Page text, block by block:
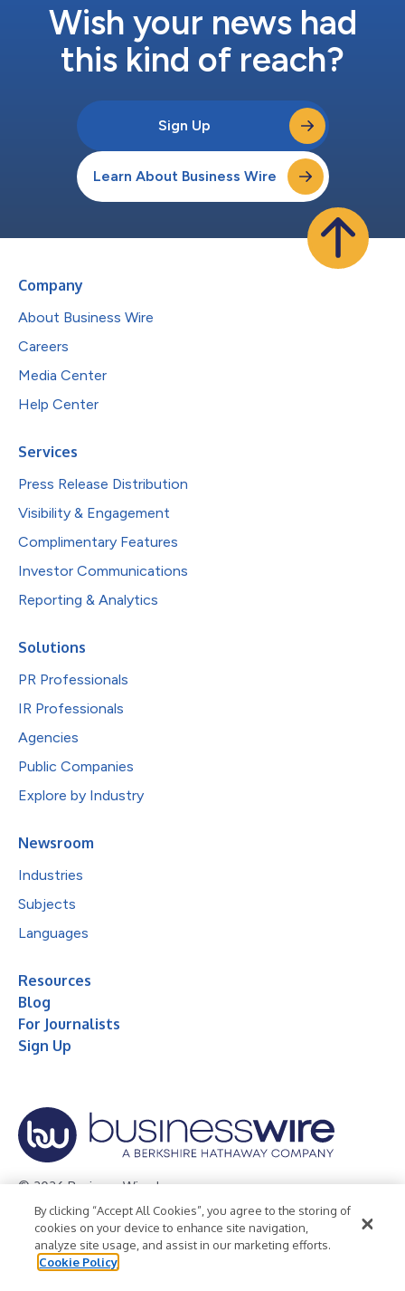
Wish your news had
this kind of reach?
Sign Up
Learn About Business Wire
Company
About Business Wire
Careers
Media Center
Help Center
Services
Press Release Distribution
Visibility & Engagement
Complimentary Features
Investor Communications
Reporting & Analytics
Solutions
PR Professionals
IR Professionals
Agencies
Public Companies
Explore by Industry
Newsroom
Industries
Subjects
Languages
Resources
Blog
For Journalists
Sign Up
© 2026 Business Wire, Inc.
Privacy Policy Cookie Policy
Accessibility Statement
Terms of Use
Legal
By clicking “Accept All Cookies”, you agree to the storing of
cookies on your device to enhance site navigation,
analyze site usage, and assist in our marketing efforts.
Cookie Policy